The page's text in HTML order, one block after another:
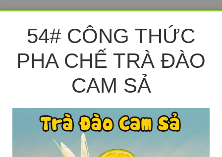
54# CÔNG THỨC
PHA CHẾ TRÀ ĐÀO
CAM SẢ